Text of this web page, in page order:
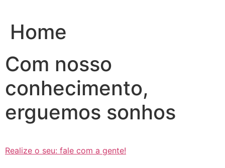
conteúdo
Home
Com nosso
conhecimento,
erguemos sonhos
Realize o seu: fale com a gente!